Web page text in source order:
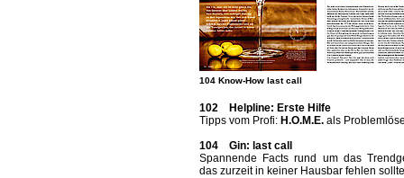
104 Know-How last call
102 Helpline: Erste Hilfe
Tipps vom Profi: H.O.M.E. als
104 Gin: last call
Spannende Facts rund um das
das zurzeit in keiner Hausbar fehlen sollte